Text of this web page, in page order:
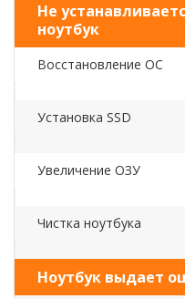
Не
ноутбук
Восстановление ОС
Установка SSD
Увеличение ОЗУ
Чистка ноутбука
Ноутбук выдает